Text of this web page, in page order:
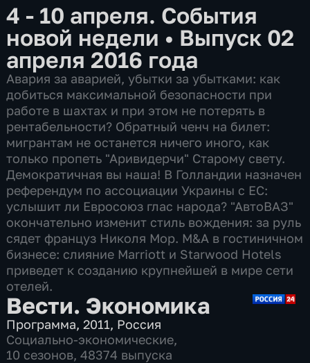
4 - 10 апреля. События
новой недели • Выпуск 02
апреля 2016 года
Авария за аварией, убытки за убытками: как
добиться максимальной безопасности при
работе в шахтах и при этом не потерять в
рентабельности? Обратный ченч на билет:
мигрантам не останется ничего иного, как
только пропеть "Аривидерчи" Старому свету.
Демократичная вы наша! В Голландии назначен
референдум по ассоциации Украины с ЕС:
услышит ли Евросоюз глас народа? "АвтоВАЗ"
окончательно изменит стиль вождения: за руль
сядет француз Николя Мор. M&A в гостиничном
бизнесе: слияние Marriott и Starwood Hotels
приведет к созданию крупнейшей в мире сети
отелей.
Вести. Экономика
Программа,2011, Россия
Социально-экономические,
10 сезонов, 48374 выпуска